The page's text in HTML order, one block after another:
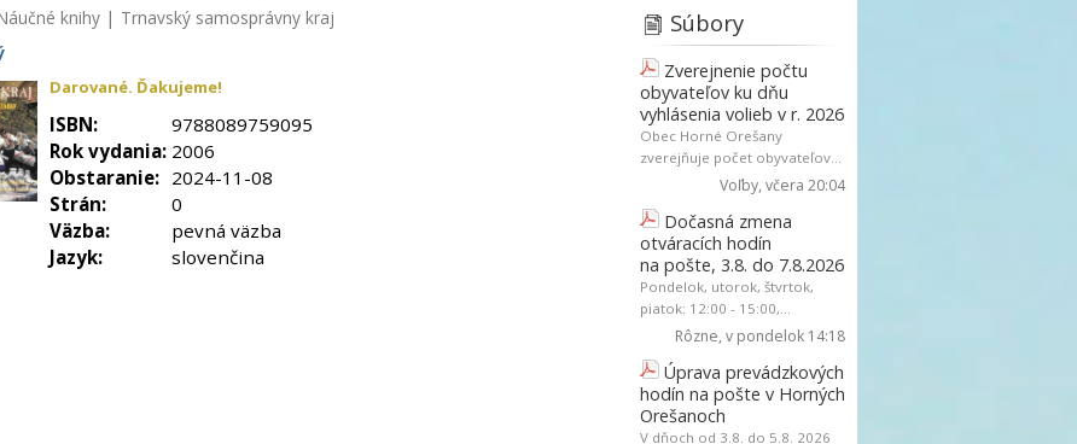
knihy | Trnavský samosprávny kraj
Darované. Ďakujeme!
ISBN:
9788089759095
Rok vydania: 2006
Obstaranie: 2024-11-08
Strán:
0
Väzba:
pevná väzba
Jazyk:
slovenčina
Súbory
Zverejnenie počtu
obyvateľov ku dňu
vyhlásenia volieb v r. 2026
Obec Horné Orešany
zverejňuje počet obyvateľov...
Voľby, včera 20:04
Dočasná zmena
otváracích hodín
na pošte, 3.8. do 7.8.2026
Pondelok, utorok, štvrtok,
piatok: 12:00 - 15:00,...
Rôzne, v pondelok 14:18
Úprava prevádzkových
hodín na pošte v Horných
Orešanoch
V dňoch od 3.8. do 5.8. 2026